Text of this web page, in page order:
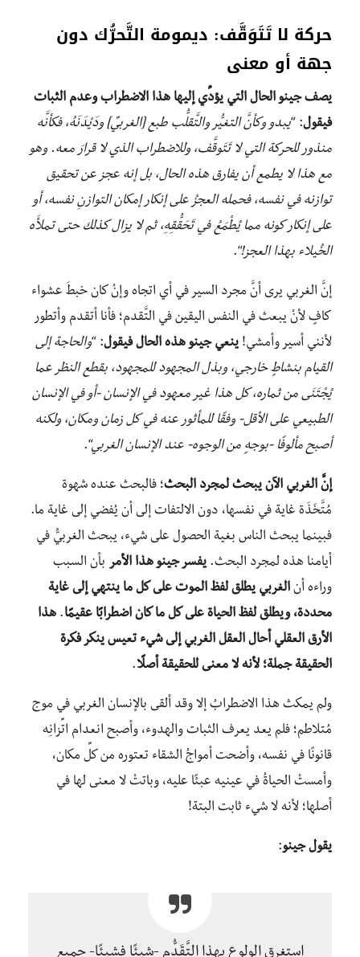
حركة لا تَتَوَقَّف: ديمومة التَّحرُّك دون
جهة أو معنى
يصف جينو الحال التي يؤدِّي إليها هذا الاضطراب وعدم الثبات
فيقول: “يبدو وكأنَّ التغيُّر والتَّقلُّب طبع [الغربيِّ] ودَيْدَنَهُ، فكأنَّه
منذور للحركة التي لا تَتَوقَّف، وللاضطراب الذي لا قرارَ معه. وهو
مع هذا لا يطمع أن يفارق هذه الحال، بل إنه عجز عن تحقيق
توازنه في نفسه، فحمله العجزُ على إنكار إمكان التوازنِ نفسه، أو
على إنكار كونه مما يُطْمَعُ في تَحَقُّقِهِ، ثم لا يزال كذلك حتى تملأَه
الخُيلاء بهذا العجز!“.
إنَّ الغربي يرى أنَّ مجرد السير في أي اتجاه وإنْ كان خبطَ عشواء
كافٍ لأنْ يبعث في النفس اليقين في التَّقدم؛ فأنا أتقدم وأتطور
لأنني أسير وأمشي!ينعي جينو هذه الحال فيقول: “والحاجة إلى
القيام بنشاطٍ خارجي، وبذل المجهود للمجهود، بقطع النظر عما
يُجْتَنَى من ثماره، كل هذا غير معهود في الإنسان -أو في الإنسان
الطبيعي على الأقل- وفقًا للمأثور عنه في كل زمان ومكان، ولكنه
أصبح مألوفًا -بوجهٍ من الوجوه- عند الإنسان الغربي“.
إنَّ الغربي الآن يبحث لمجرد البحث؛ فالبحث عنده شهوة
مُتَّخَذَة غاية في نفسها، دون الالتفات إلى أن يُفضي إلى غاية ما.
فبينما يبحث الناس بغية الحصول على شيء، يبحث الغربيُّ في
أيامنا هذه لمجرد البحث.يفسر جينو هذا الأمر بأن السبب
وراءه أن الغربي يطلق لفظ الموت على كل ما ينتهي إلى غاية
محددة، ويطلق لفظ الحياة على كل ما كان اضطرابًا عقيمًا. هذا
الأرق العقلي أحال العقل الغربي إلى شيء تعيس ينكر فكرة
الحقيقة جملة؛ لأنه لا معنى للحقيقة أصلًا.
ولم يمكث هذا الاضطرابُ إلا وقد ألقى بالإنسان الغربي في موج
مُتلاطم؛ فلم يعد يعرف الثبات والهدوء، وأصبح انعدام اتِّزانِه
قانونًا في نفسه، وأضحت أمواجُ الشقاء تعتوره من كلِّ مكان،
وأمستْ الحياةُ في عينيه عبئًا عليه، وباتتْ لا معنى لها في
أصلها؛ لأنه لا شيء ثابت البتة!
يقول جينو: